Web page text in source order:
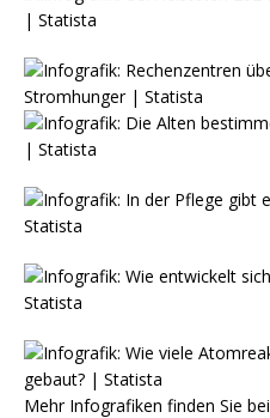
Mehr Infografiken finden Sie bei